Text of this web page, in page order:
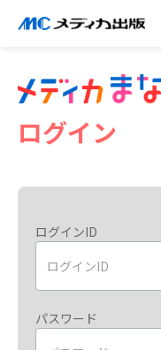
ログイン
ログインID
パスワード